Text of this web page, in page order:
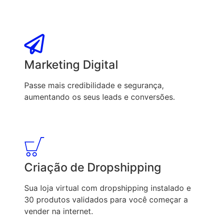
Marketing Digital
Passe mais credibilidade e segurança,
aumentando os seus leads e conversões.
Criação de Dropshipping
Sua loja virtual com dropshipping instalado e
30 produtos validados para você começar a
vender na internet.